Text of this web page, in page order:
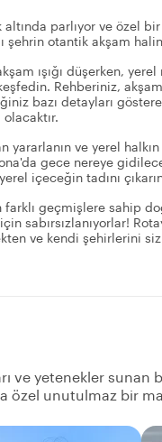
altında parlıyor ve özel
şehrin otantik akşam
ışığı düşerken,
Rehberiniz,
bazı detayları
olacaktır.
yararlanın ve yerel
gece nereye
içeceğin tadını
geçmişlere sahip
sabırsızlanıyorlar!
ve kendi şehirlerini
ve yetenekler
özel unutulmaz bir